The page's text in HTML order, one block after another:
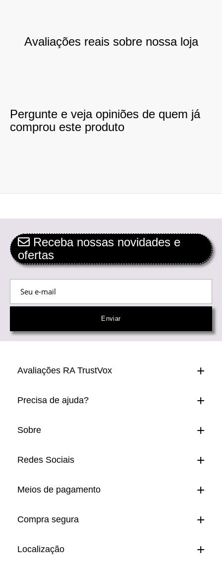
Avaliações reais sobre nossa loja
Pergunte e veja opiniões de quem já
comprou este produto
Receba nossas novidades e
ofertas
Avaliações RA TrustVox
Precisa de ajuda?
Sobre
Redes Sociais
Meios de pagamento
Compra segura
Localização